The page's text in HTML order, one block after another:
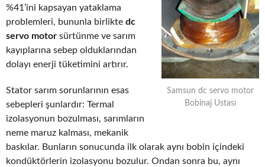
Samsun dc servo motor
Bobinaj Ustası
%41’ini kapsayan yataklama
problemleri, bununla birlikte dc
servo motor sürtünme ve sarım
kayıplarına sebep olduklarından
dolayı enerji tüketimini artırır.
Stator sarım sorunlarının esas
sebepleri şunlardır: Termal
izolasyonun bozulması, sarımların
neme maruz kalması, mekanik
baskılar. Bunların sonucunda ilk olarak aynı bobin içindeki
kondüktörlerin izolasyonu bozulur. Ondan sonra bu, aynı